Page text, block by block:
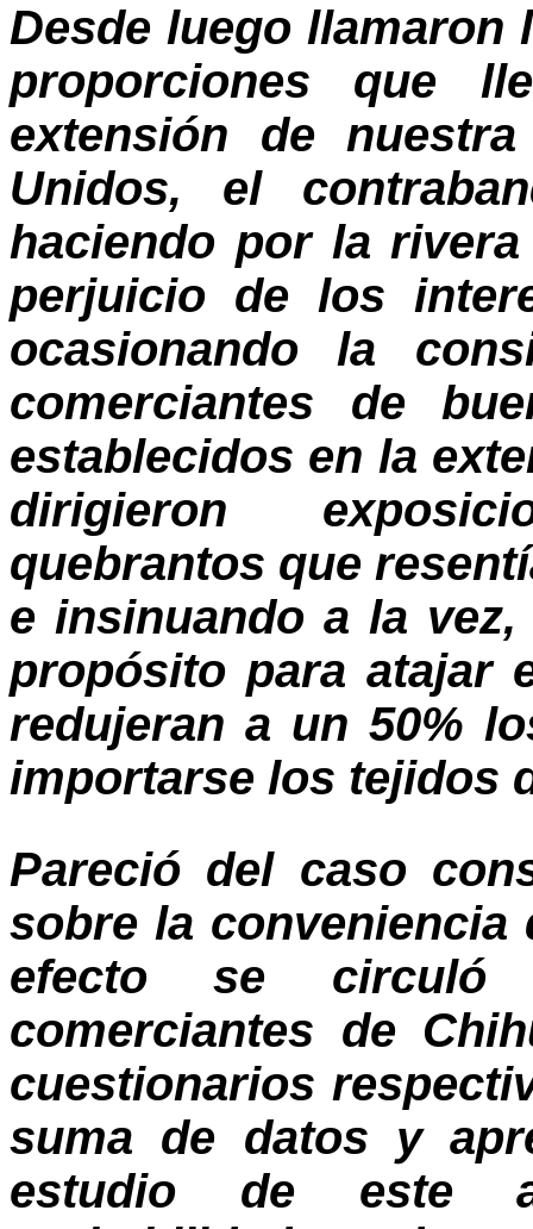
Desde luego llamaron
proporciones que
extensión de
Unidos, el
haciendo por la
perjuicio de los
ocasionando la
comerciantes de
establecidos en la
dirigieron
quebrantos que
e insinuando a la
propósito para atajar
redujeran a un 50%
importarse los tejidos
Pareció del caso
sobre la conveniencia
efecto se
comerciantes de
cuestionarios
suma de datos y
estudio de este